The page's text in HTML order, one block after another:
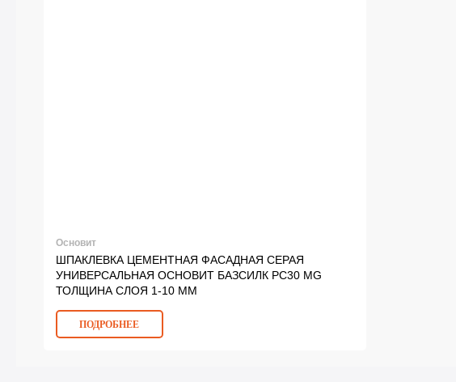
Основит
ШПАКЛЕВКА ЦЕМЕНТНАЯ ФАСАДНАЯ СЕРАЯ
УНИВЕРСАЛЬНАЯ ОСНОВИТ БАЗСИЛК PC30 MG
ТОЛЩИНА СЛОЯ 1-10 ММ
ПОДРОБНЕЕ